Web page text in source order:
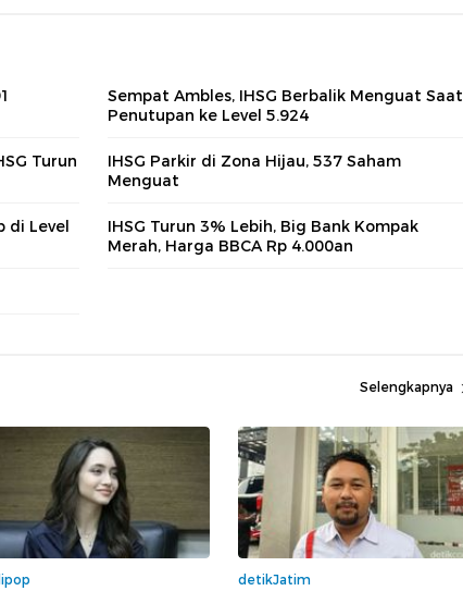
Sempat Ambles, IHSG Berbalik Menguat Saat
Penutupan ke Level 5.924
Turun
IHSG Parkir di Zona Hijau, 537 Saham
Menguat
di Level
IHSG Turun 3% Lebih, Big Bank Kompak
Merah, Harga BBCA Rp 4.000an
Selengkapnya
detikJatim